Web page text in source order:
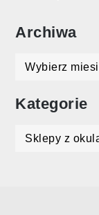
Archiwa
Archiwa
Kategorie
Kategorie